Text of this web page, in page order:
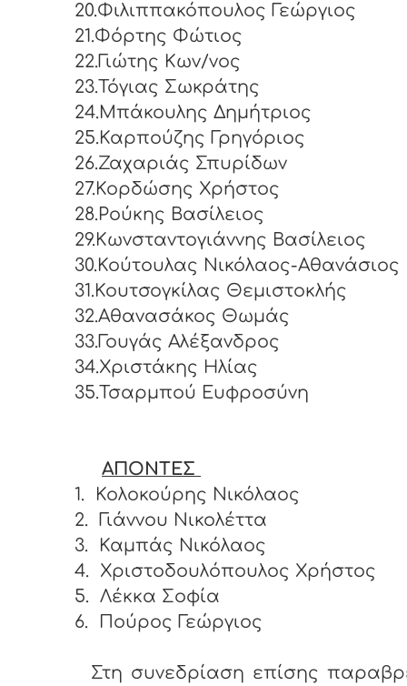
20.Φιλιππακόπουλος Γεώργιος
21.Φόρτης Φώτιος
22.Γιώτης Κων/νος
23.Τόγιας Σωκράτης
24.Μπάκουλης Δημήτριος
25.Καρπούζης Γρηγόριος
26.Ζαχαριάς Σπυρίδων
27.Κορδώσης Χρήστος
28.Ρούκης Βασίλειος
29.Κωνσταντογιάννης Βασίλειος
30.Κούτουλας Νικόλαος-Αθανάσιος
31.Κουτσογκίλας Θεμιστοκλής
32.Αθανασάκος Θωμάς
33.Γουγάς Αλέξανδρος
34.Χριστάκης Ηλίας
35.Τσαρμπού Ευφροσύνη
ΑΠΟΝΤΕΣ
1.
Κολοκούρης Νικόλαος
2.
Γιάννου Νικολέττα
3.
Καμπάς Νικόλαος
4.
Χριστοδουλόπουλος Χρήστος
5.
Λέκκα Σοφία
6.
Πούρος Γεώργιος
Στη συνεδρίαση επίσης